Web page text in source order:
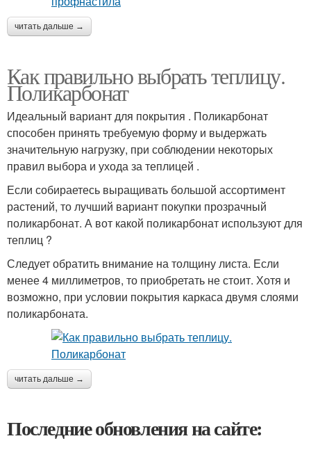
читать дальше →
Как правильно выбрать теплицу.
Поликарбонат
Идеальный вариант для покрытия . Поликарбонат
способен принять требуемую форму и выдержать
значительную нагрузку, при соблюдении некоторых
правил выбора и ухода за теплицей .
Если собираетесь выращивать большой ассортимент
растений, то лучший вариант покупки прозрачный
поликарбонат. А вот какой поликарбонат используют для
теплиц ?
Следует обратить внимание на толщину листа. Если
менее 4 миллиметров, то приобретать не стоит. Хотя и
возможно, при условии покрытия каркаса двумя слоями
поликарбоната.
читать дальше →
Последние обновления на сайте: